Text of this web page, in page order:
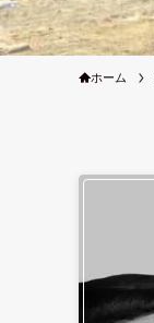
ホーム